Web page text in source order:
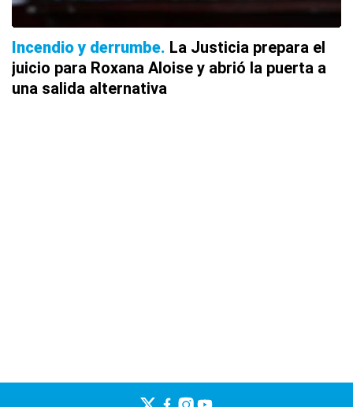
Incendio y derrumbe La Justicia prepara el
juicio para Roxana Aloise y abrió la puerta a
una salida alternativa